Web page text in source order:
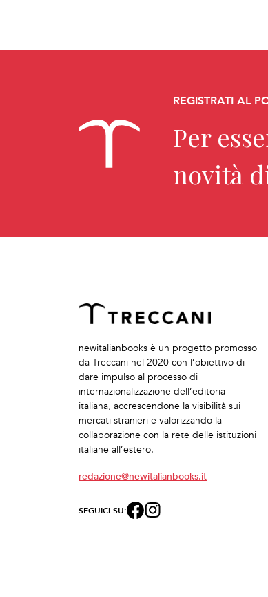
REGISTRATI AL
Per
novità
newitalianbooks è un progetto promosso
da Treccani nel 2020 con l’obiettivo di
dare impulso al processo di
internazionalizzazione dell’editoria
italiana, accrescendone la visibilità sui
mercati stranieri e valorizzando la
collaborazione con la rete delle istituzioni
italiane all’estero.
redazione@newitalianbooks.it
SEGUICI SU: